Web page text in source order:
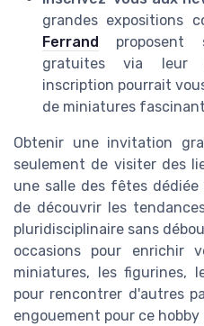
grandes expositions
Ferrand
proposent
gratuites via leur
inscription pourrait
de miniatures
Obtenir une invitation
seulement de visiter des
une salle des fêtes
de découvrir les
pluridisciplinaire sans
occasions pour enrichir
miniatures, les figurines,
pour rencontrer d'autres
engouement pour ce